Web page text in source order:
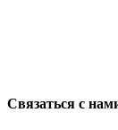
Связаться с